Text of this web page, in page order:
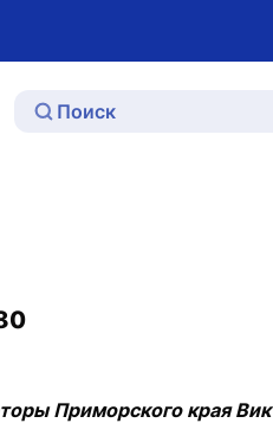
Приморского края